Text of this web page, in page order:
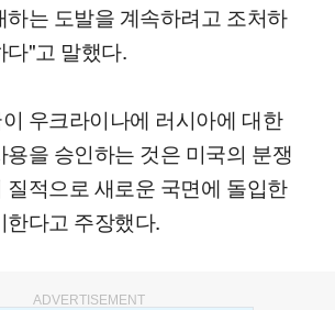
하는 도발을 계속하려고 조처하
다"고 말했다.
우크라이나에 러시아에 대한
용을 승인하는 것은 미국의 분쟁
질적으로 새로운 국면에 돌입한
한다고 주장했다.
ADVERTISEMENT